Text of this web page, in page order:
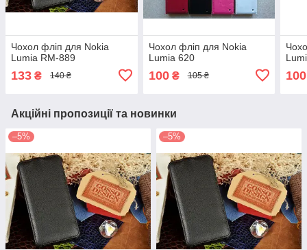
Чохол фліп для Nokia
Lumia RM-889
133 ₴ 140 ₴
Чохол фліп для Nokia
Lumia 620
100₴ 105 ₴ 100
Акційні пропозиції та новинки
–5% –5%